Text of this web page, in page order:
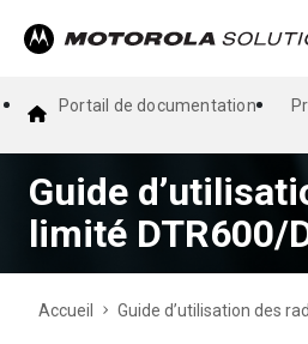
Portail de documentation
Guide
limité DTR600/
Accueil Guide d’utilisation des